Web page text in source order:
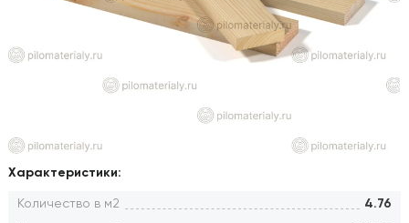
Характеристики:
Количество в м2 4.76